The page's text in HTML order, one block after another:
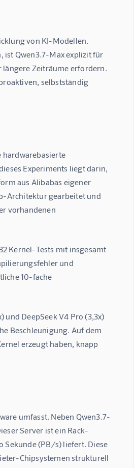
von KI-Modellen.
ist Qwen3.7-Max explizit für
Zeiträume erfordern.
selbstständig
hardwarebasierte
Experiments liegt darin,
aus Alibabas eigener
Architektur gearbeitet und
vorhandenen
Kernel-Tests mit insgesamt
und
10-fache
DeepSeek V4 Pro (3,3x)
Beschleunigung. Auf dem
erzeugt haben, knapp
umfasst. Neben Qwen3.7-
Server ist ein Rack-
Sekunde (PB/s) liefert. Diese
Chipsystemen strukturell